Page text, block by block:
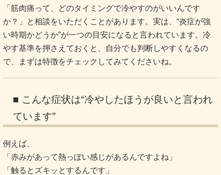
「筋肉痛って、どのタイミングで冷やすのがいいんです
か？」と相談をいただくことがあります。実は、“炎症が強
い時期かどうか”が一つの目安になると言われています。冷
やす基準を押さえておくと、自分でも判断しやすくなるの
で、まずは特徴をチェックしてみてくださいね。
■ こんな症状は“冷やしたほうが良いと言われ
ています”
例えば、
「赤みがあって熱っぽい感じがあるんですよね」
「触るとズキッとするんです」